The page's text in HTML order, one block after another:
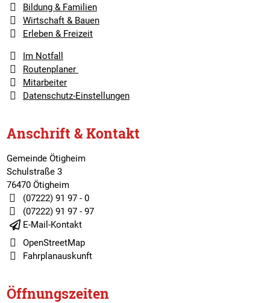
Bildung & Familien
Wirtschaft & Bauen
Erleben & Freizeit
Im Notfall
Routenplaner
Mitarbeiter
Datenschutz-Einstellungen
Anschrift & Kontakt
Gemeinde Ötigheim
Schulstraße 3
76470 Ötigheim
(07222) 91 97 - 0
(07222) 91 97 - 97
E-Mail-Kontakt
OpenStreetMap
Fahrplanauskunft
Öffnungszeiten